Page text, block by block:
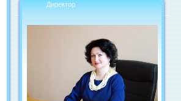
Директор